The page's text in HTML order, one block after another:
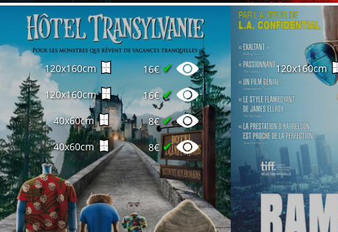
120x160cm 16€✔
120x160cm 16€✔
40x60cm 8€✔
40x60cm 8€✔
120x160cm